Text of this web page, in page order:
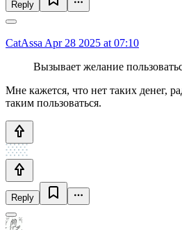
Reply
CatAssa Apr 28 2025 at 07:10
Вызывает желание
Мне кажется, что нет таких денег,
таким пользоваться.
Reply